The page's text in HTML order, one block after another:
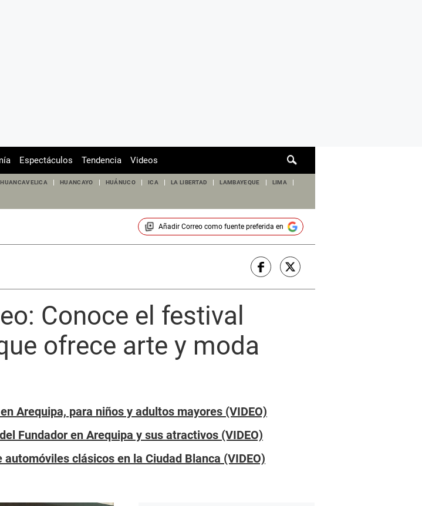
de
Espectáculos Tendencia Videos
HUANCAVELICA HUANCAYO HUÁNUCO ICA LA LIBERTAD LAMBAYEQUE LIMA
Añadir Correocomo fuente preferida en
Conoce el festival
ofrece arte y moda
Arequipa, para niños y adultos mayores (VIDEO)
Fundador en Arequipa y sus atractivos (VIDEO)
clásicos en la Ciudad Blanca (VIDEO)